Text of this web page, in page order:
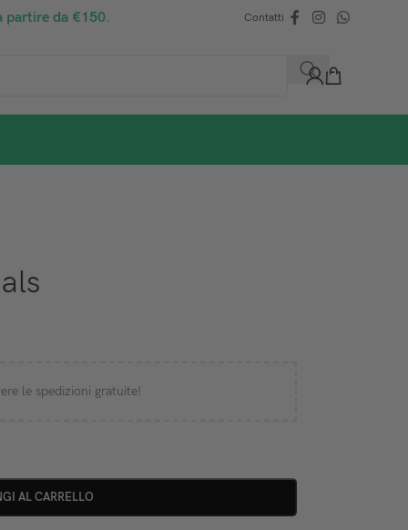
partire da €150. Contatti
le spedizioni gratuite!
AL CARRELLO